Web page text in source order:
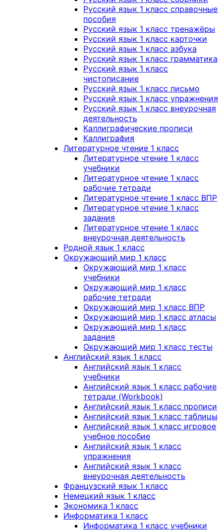
Русский язык 1 класс справочные
пособия
Русский язык 1 класс тренажёры
Русский язык 1 класс карточки
Русский язык 1 класс азбука
Русский язык 1 класс грамматика
Русский язык 1 класс
чистописание
Русский язык 1 класс письмо
Русский язык 1 класс упражнения
Русский язык 1 класс внеурочная
деятельность
Каллиграфические прописи
Каллиграфия
Литературное чтение 1 класс
Литературное чтение 1 класс
учебники
Литературное чтение 1 класс
рабочие тетради
Литературное чтение 1 класс ВПР
Литературное чтение 1 класс
задания
Литературное чтение 1 класс
внеурочная деятельность
Родной язык 1 класс
Окружающий мир 1 класс
Окружающий мир 1 класс
учебники
Окружающий мир 1 класс
рабочие тетради
Окружающий мир 1 класс ВПР
Окружающий мир 1 класс атласы
Окружающий мир 1 класс
задания
Окружающий мир 1 класс тесты
Английский язык 1 класс
Английский язык 1 класс
учебники
Английский язык 1 класс рабочие
тетради (Workbook)
Английский язык 1 класс прописи
Английский язык 1 класс таблицы
Английский язык 1 класс игровое
учебное пособие
Английский язык 1 класс
упражнения
Английский язык 1 класс
внеурочная деятельность
Французский язык 1 класс
Немецкий язык 1 класс
Экономика 1 класс
Информатика 1 класс
Информатика 1 класс учебники